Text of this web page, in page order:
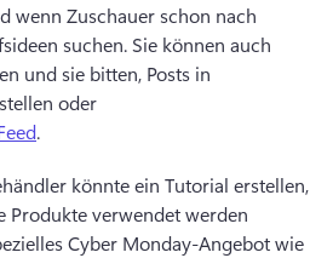
wenn Zuschauer schon nach
suchen. Sie können auch
und sie bitten, Posts in
oder
.
könnte ein Tutorial erstellen,
Produkte verwendet werden
Cyber Monday-Angebot wie